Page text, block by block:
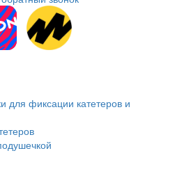
для фиксации катетеров и